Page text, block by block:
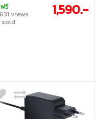
รี
views
sold
1,590.-